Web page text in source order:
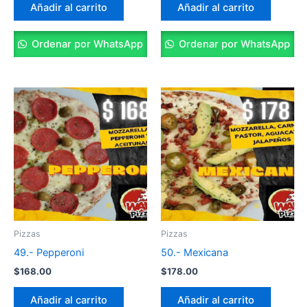
Añadir al carrito
Ordenar por WhatsApp
Añadir al carrito
Ordenar por WhatsApp
Pizzas
49.- Pepperoni
$168.00
Añadir al carrito
Pizzas
50.- Mexicana
$178.00
Añadir al carrito